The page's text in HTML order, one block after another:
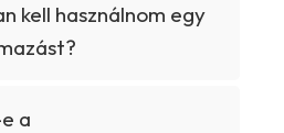
kell használnom egy
a